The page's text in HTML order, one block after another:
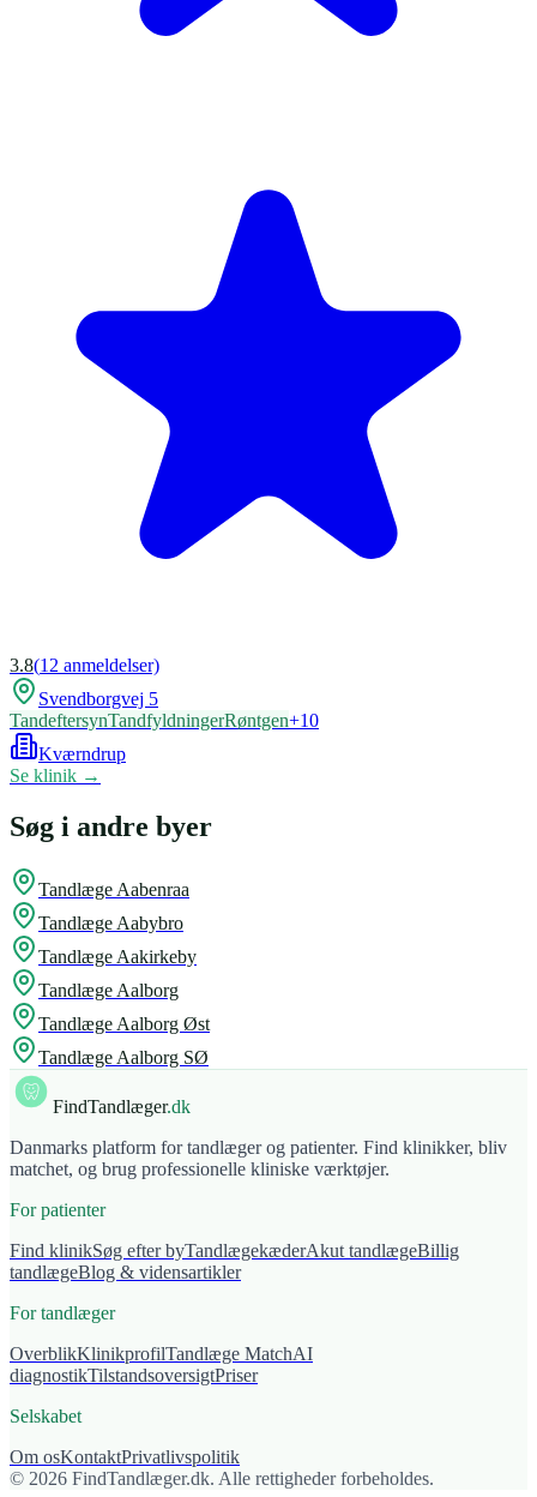
3.8(12 anmeldelser)
Svendborgvej 5
TandeftersynTandfyldningerRøntgen+10
Kværndrup
Se klinik →
Søg i andre byer
Tandlæge Aabenraa
Tandlæge Aabybro
Tandlæge Aakirkeby
Tandlæge Aalborg
Tandlæge Aalborg Øst
Tandlæge Aalborg SØ
FindTandlæger.dk
Danmarks platform for tandlæger og patienter. Find klinikker, bliv
matchet, og brug professionelle kliniske værktøjer.
For patienter
Find klinikSøg efter byTandlægekæderAkut tandlægeBillig
tandlægeBlog & vidensartikler
For tandlæger
OverblikKlinikprofilTandlæge MatchAI
diagnostikTilstandsoversigtPriser
Selskabet
Om osKontaktPrivatlivspolitik
© 2026 FindTandlæger.dk. Alle rettigheder forbeholdes.